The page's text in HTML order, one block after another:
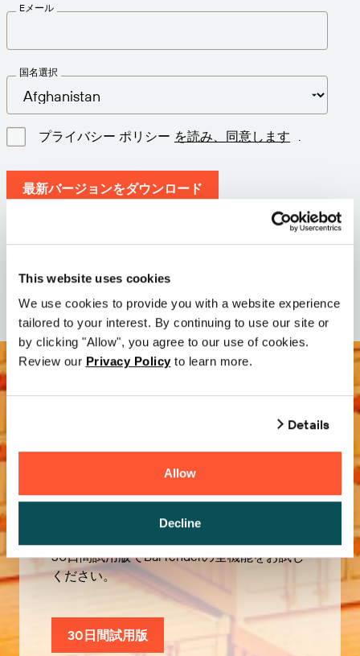
This website uses cookies
We use cookies to provide you with a website experience
tailored to your interest. By continuing to use our site or
by clicking "Allow", you agree to our use of cookies.
Review our Privacy Policy to learn more.
Details
Allow
Decline
Eメール
国名選択
プライバシー ポリシー を読み、同意します
最新バージョンをダウンロード
バージョン: 12.3
日付: 2026-05-05
無償試用版
30日間試用版でBarTenderの全機能をお試し
ください。
30日間試用版